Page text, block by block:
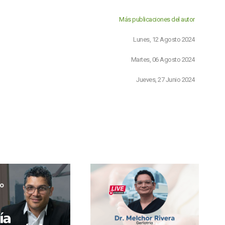
Más publicaciones del autor
Lunes, 12 Agosto 2024
Martes, 06 Agosto 2024
Jueves, 27 Junio 2024